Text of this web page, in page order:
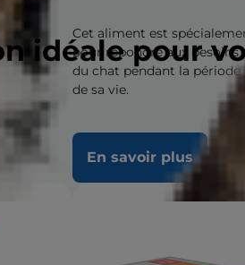
idéale pour
Cet aliment est
pour répondre aux besoins
du chat pendant la période
de sa vie.
En savoir plus